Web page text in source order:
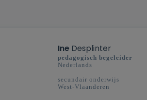
IneDesplinter
pedagogisch begeleider
Nederlands
secundair onderwijs
West-Vlaanderen